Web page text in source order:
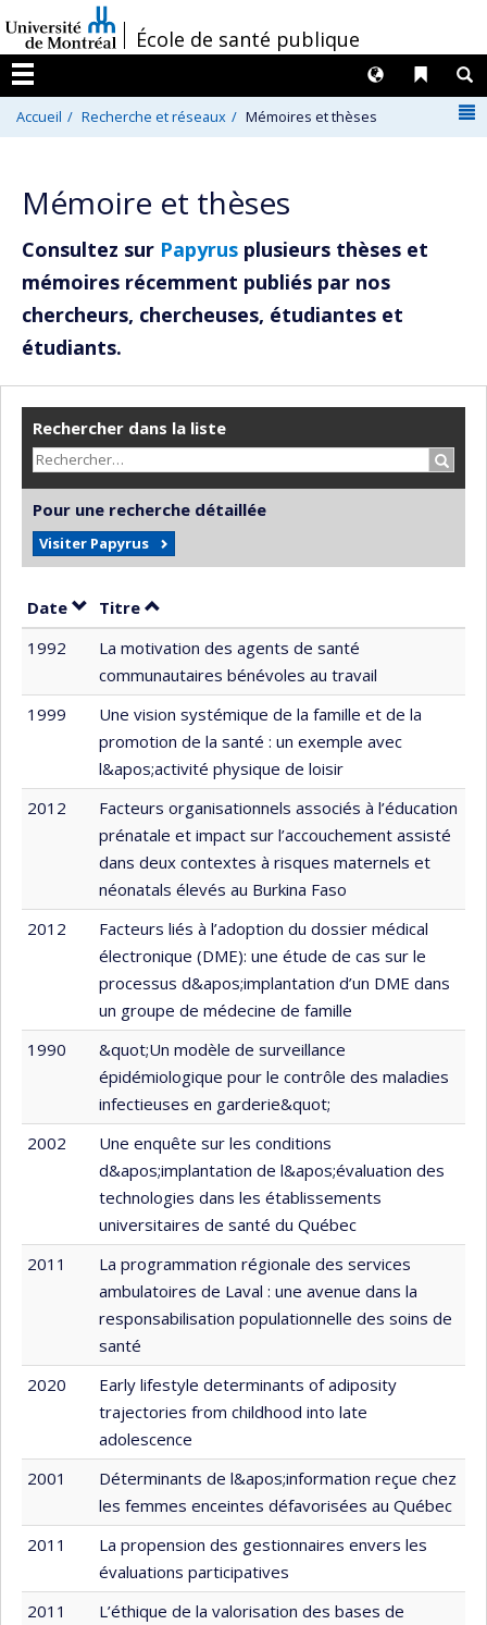
au
contenu
/École de santé publique
Menu
Liens
Langues
Accueil Recherche et réseaux Mémoires et thèses
Mémoire et thèses
Consultez sur Papyrus plusieurs thèses et
mémoires récemment publiés par nos
chercheurs, chercheuses, étudiantes et
étudiants.
Rechercher dans la liste
Pour une recherche détaillée
Visiter Papyrus
Date Trier par date en ordre décroissant
Titre Trier par titre en ordre décroissant
1992
La motivation des agents de santé
communautaires bénévoles au travail
1999
Une vision systémique de la famille et de la
promotion de la santé : un exemple avec
l&apos;activité physique de loisir
2012
Facteurs organisationnels associés à l’éducation
prénatale et impact sur l’accouchement assisté
dans deux contextes à risques maternels et
néonatals élevés au Burkina Faso
2012
Facteurs liés à l’adoption du dossier médical
électronique (DME): une étude de cas sur le
processus d&apos;implantation d’un DME dans
un groupe de médecine de famille
1990
&quot;Un modèle de surveillance
épidémiologique pour le contrôle des maladies
infectieuses en garderie&quot;
2002
Une enquête sur les conditions
d&apos;implantation de l&apos;évaluation des
technologies dans les établissements
universitaires de santé du Québec
2011
La programmation régionale des services
ambulatoires de Laval : une avenue dans la
responsabilisation populationnelle des soins de
santé
2020
Early lifestyle determinants of adiposity
trajectories from childhood into late
adolescence
2001
Déterminants de l&apos;information reçue chez
les femmes enceintes défavorisées au Québec
2011
La propension des gestionnaires envers les
évaluations participatives
2011
L’éthique de la valorisation des bases de